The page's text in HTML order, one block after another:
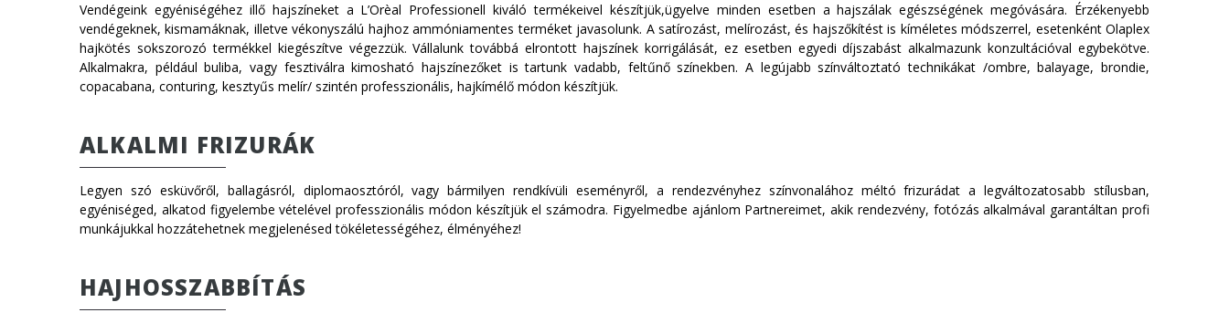
Vendégeink egyéniségéhez illő hajszíneket a L’Orèal Professionell kiváló termékeivel készítjük,ügyelve minden esetben a hajszálak egészségének megóvására. Érzékenyebb
vendégeknek, kismamáknak, illetve vékonyszálú hajhoz ammóniamentes terméket javasolunk. A satírozást, melírozást, és hajszőkítést is kíméletes módszerrel, esetenként Olaplex
hajkötés sokszorozó termékkel kiegészítve végezzük. Vállalunk továbbá elrontott hajszínek korrigálását, ez esetben egyedi díjszabást alkalmazunk konzultációval egybekötve.
Alkalmakra, például buliba, vagy fesztiválra kimosható hajszínezőket is tartunk vadabb, feltűnő színekben. A legújabb színváltoztató technikákat /ombre, balayage, brondie,
copacabana, conturing, kesztyűs melír/ szintén professzionális, hajkímélő módon készítjük.
ALKALMI FRIZURÁK
Legyen szó esküvőről, ballagásról, diplomaosztóról, vagy bármilyen rendkívüli eseményről, a rendezvényhez színvonalához méltó frizurádat a legváltozatosabb stílusban,
egyéniséged, alkatod figyelembe vételével professzionális módon készítjük el számodra. Figyelmedbe ajánlom Partnereimet, akik rendezvény, fotózás alkalmával garantáltan profi
munkájukkal hozzátehetnek megjelenésed tökéletességéhez, élményéhez!
HAJHOSSZABBÍTÁS